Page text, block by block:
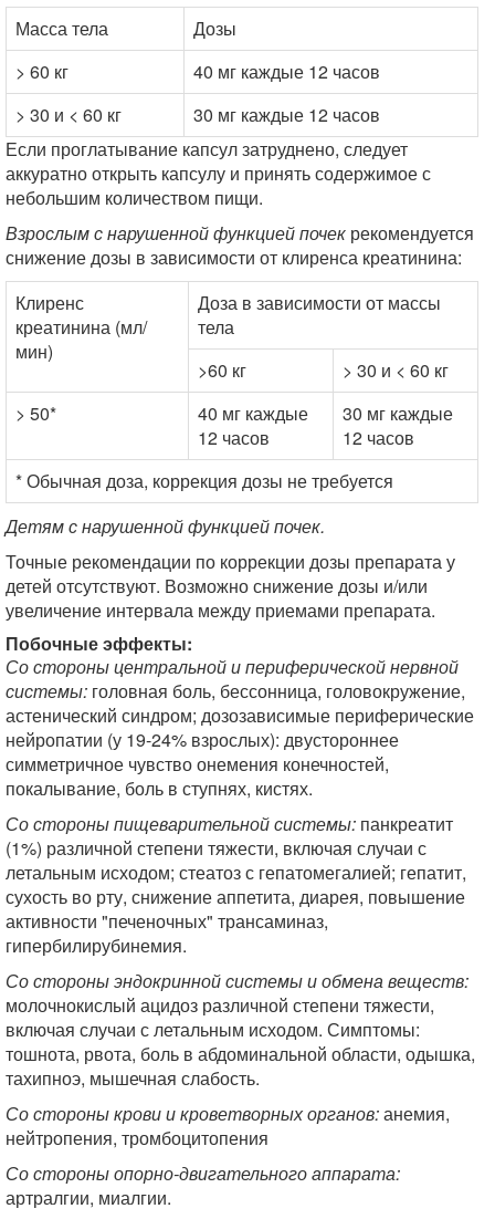
Масса тела
Дозы
> 60 кг
40 мг каждые 12 часов
> 30 и < 60 кг
30 мг каждые 12 часов
Если проглатывание капсул затруднено, следует
аккуратно открыть капсулу и принять содержимое с
небольшим количеством пищи.
Взрослым с нарушенной функцией почек рекомендуется
снижение дозы в зависимости от клиренса креатинина:
Клиренс
креатинина (мл/
мин)
Доза в зависимости от массы
тела
>60 кг
> 30 и < 60 кг
> 50*
40 мг каждые
12 часов
30 мг каждые
12 часов
* Обычная доза, коррекция дозы не требуется
Детям с нарушенной функцией почек.
Точные рекомендации по коррекции дозы препарата у
детей отсутствуют. Возможно снижение дозы и/или
увеличение интервала между приемами препарата.
Побочные эффекты:
Со стороны центральной и периферической нервной
системы: головная боль, бессонница, головокружение,
астенический синдром; дозозависимые периферические
нейропатии (у 19-24% взрослых): двустороннее
симметричное чувство онемения конечностей,
покалывание, боль в ступнях, кистях.
Со стороны пищеварительной системы: панкреатит
(1%) различной степени тяжести, включая случаи с
летальным исходом; стеатоз с гепатомегалией; гепатит,
сухость во рту, снижение аппетита, диарея, повышение
активности "печеночных" трансаминаз,
гипербилирубинемия.
Со стороны эндокринной системы и обмена веществ:
молочнокислый ацидоз различной степени тяжести,
включая случаи с летальным исходом. Симптомы:
тошнота, рвота, боль в абдоминальной области, одышка,
тахипноэ, мышечная слабость.
Со стороны крови и кроветворных органов:анемия,
нейтропения, тромбоцитопения
Со стороны опорно-двигательного аппарата:
артралгии, миалгии.